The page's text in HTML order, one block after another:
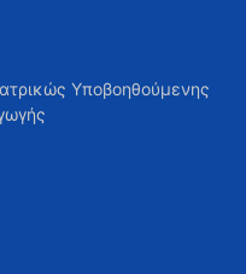
Υποβοηθούμενης